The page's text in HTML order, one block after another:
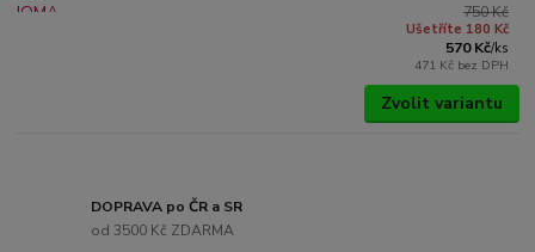
750 Kč
Ušetříte 180 Kč
570 Kč/ks
471 Kč bez DPH
Zvolit variantu
DOPRAVA po ČR a SR
od 3500 Kč ZDARMA